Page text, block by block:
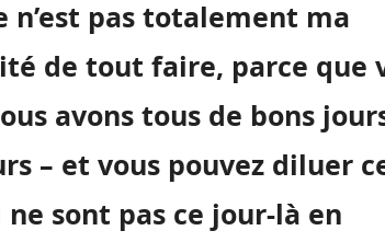
n’est pas totalement ma
de tout faire, parce que
avons tous de bons
– et vous pouvez diluer
ne sont pas ce jour-là en